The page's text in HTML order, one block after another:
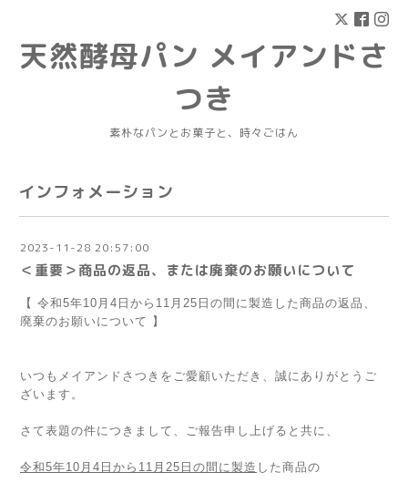
天然酵母パン メイアンドさ
つき
素朴なパンとお菓子と、時々ごはん
インフォメーション
2023-11-28 20:57:00
＜重要＞商品の返品、または廃棄のお願いについて
【 令和5年10月4日から11月25日の間に製造した商品の返品、
廃棄のお願いについて 】
いつもメイアンドさつきをご愛顧いただき、誠にありがとうご
ざいます。
さて表題の件につきまして、ご報告申し上げると共に、
令和5年10月4日から11月25日の間に製造 した商品の